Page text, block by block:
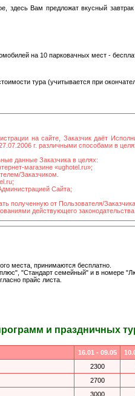
Вам предложат вкусный
на 10 парковачных мест -
тура (учитывается при
на сайте, Заказчик даёт
г. различными способами в
данные Заказчика в целях:
магазине «ughotel.ru»;
Заказчиком.
Сайта;
полученную от Пользователя/
действующего
места, принимаются бесплатно.
"Стандарт семейный" и в номере
прайс листа.
и праздничных
16.01 - 09.05
2300
2700
3000